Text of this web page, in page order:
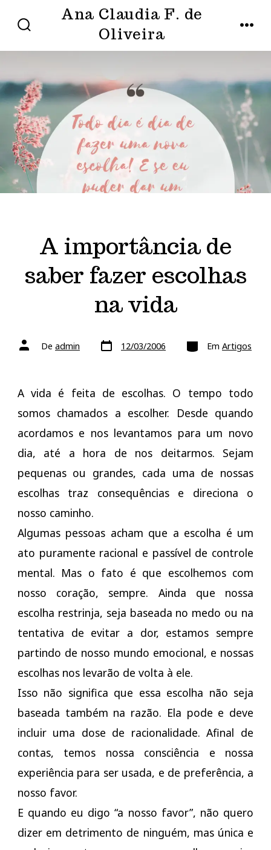
direto
para
conteúdo
Ana Claudia F. de
Oliveira
A importância de
saber fazer escolhas
na vida
Autor
do De admin Data
do 12/03/2006 Categorias
Em Artigos
A vida é feita de escolhas. O tempo todo
somos chamados a escolher. Desde quando
acordamos e nos levantamos para um novo
dia, até a hora de nos deitarmos. Sejam
pequenas ou grandes, cada uma de nossas
escolhas traz consequências e direciona o
nosso caminho.
Algumas pessoas acham que a escolha é um
ato puramente racional e passível de controle
mental. Mas o fato é que escolhemos com
nosso coração, sempre. Ainda que nossa
escolha restrinja, seja baseada no medo ou na
tentativa de evitar a dor, estamos sempre
partindo de nosso mundo emocional, e nossas
escolhas nos levarão de volta à ele.
Isso não significa que essa escolha não seja
baseada também na razão. Ela pode e deve
incluir uma dose de racionalidade. Afinal de
contas, temos nossa consciência e nossa
experiência para ser usada, e de preferência, a
nosso favor.
E quando eu digo “a nosso favor”, não quero
dizer em detrimento de ninguém, mas única e